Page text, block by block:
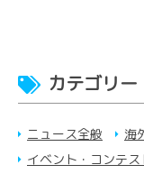
カテゴリー
ニュース全般 海
イベント・コンテス